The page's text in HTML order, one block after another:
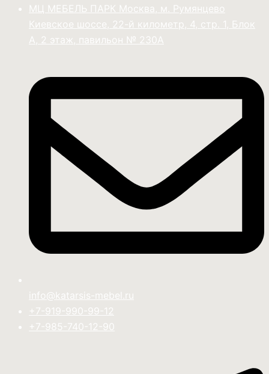
МЦ МЕБЕЛЬ ПАРК Москва, м. Румянцево
Киевское шоссе, 22-й километр, 4, стр. 1, Блок
А, 2 этаж, павильон № 230А
info@katarsis-mebel.ru
+7-919-990-99-12
+7-985-740-12-90